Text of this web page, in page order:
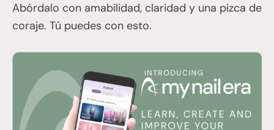
Abórdalo con amabilidad, claridad y una pizca de
coraje. Tú puedes con esto.